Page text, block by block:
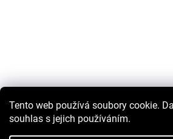
Tento web používá soubory cookie.
souhlas s jejich používáním.